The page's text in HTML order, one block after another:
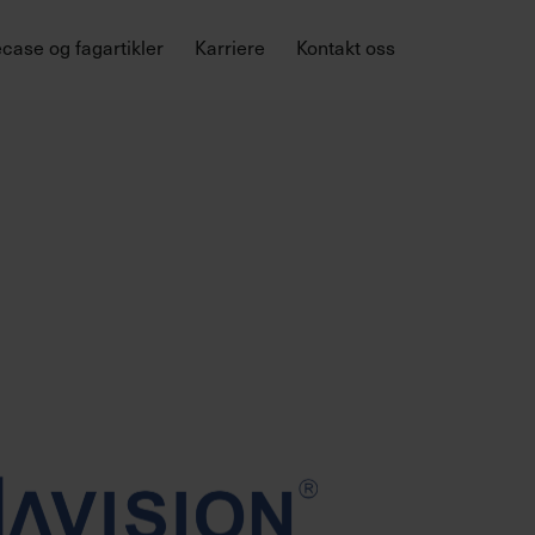
regnskapsføreren din ikke bidrar til
dette bør du bytte i dag.
og fagartikler Karriere Kontakt oss